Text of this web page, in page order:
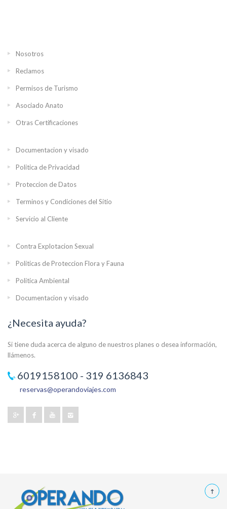
Nosotros
Reclamos
Permisos de Turismo
Asociado Anato
Otras Certificaciones
Documentacion y visado
Politica de Privacidad
Proteccion de Datos
Terminos y Condiciones del Sitio
Servicio al Cliente
Contra Explotacion Sexual
Politicas de Proteccion Flora y Fauna
Politica Ambiental
Documentacion y visado
¿Necesita ayuda?
Si tiene duda acerca de alguno de nuestros planes o desea información,
llámenos.
6019158100 - 319 6136843
reservas@operandoviajes.com